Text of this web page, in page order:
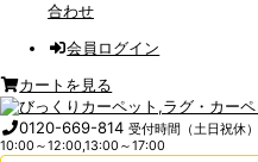
合わせ
会員ログイン
カートを見る
0120-669-814受付時間（土日祝休）
10:00～12:00,13:00～17:00